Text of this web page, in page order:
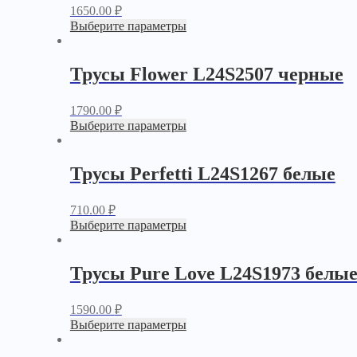
1650.00 ₽
Выберите параметры
Трусы Flower L24S2507 черные
1790.00 ₽
Выберите параметры
Трусы Perfetti L24S1267 белые
710.00 ₽
Выберите параметры
Трусы Pure Love L24S1973 белые
1590.00 ₽
Выберите параметры